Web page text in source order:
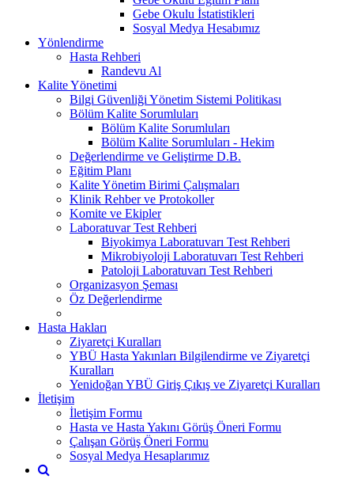
Gebe Okulu İstatistikleri
Sosyal Medya Hesabımız
Yönlendirme
Hasta Rehberi
Randevu Al
Kalite Yönetimi
Bilgi Güvenliği Yönetim Sistemi Politikası
Bölüm Kalite Sorumluları
Bölüm Kalite Sorumluları
Bölüm Kalite Sorumluları - Hekim
Değerlendirme ve Geliştirme D.B.
Eğitim Planı
Kalite Yönetim Birimi Çalışmaları
Klinik Rehber ve Protokoller
Komite ve Ekipler
Laboratuvar Test Rehberi
Biyokimya Laboratuvarı Test Rehberi
Mikrobiyoloji Laboratuvarı Test Rehberi
Patoloji Laboratuvarı Test Rehberi
Organizasyon Şeması
Öz Değerlendirme
Hasta Hakları
Ziyaretçi Kuralları
YBÜ Hasta Yakınları Bilgilendirme ve Ziyaretçi
Kuralları
Yenidoğan YBÜ Giriş Çıkış ve Ziyaretçi Kuralları
İletişim
İletişim Formu
Hasta ve Hasta Yakını Görüş Öneri Formu
Çalışan Görüş Öneri Formu
Sosyal Medya Hesaplarımız